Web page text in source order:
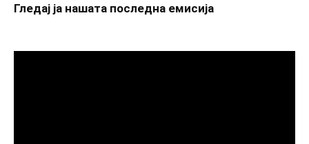
Гледај ја нашата последна емисија